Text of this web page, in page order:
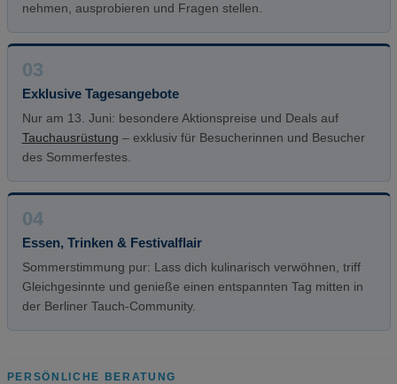
nehmen, ausprobieren und Fragen stellen.
03
Exklusive Tagesangebote
Nur am 13. Juni: besondere Aktionspreise und Deals auf
Tauchausrüstung – exklusiv für Besucherinnen und Besucher
des Sommerfestes.
04
Essen, Trinken & Festivalflair
Sommerstimmung pur: Lass dich kulinarisch verwöhnen, triff
Gleichgesinnte und genieße einen entspannten Tag mitten in
der Berliner Tauch-Community.
PERSÖNLICHE BERATUNG